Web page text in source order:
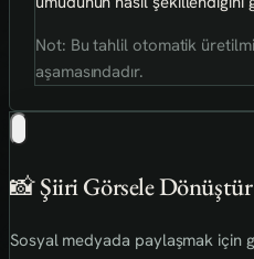
Not: Bu tahlil otomatik
aşamasındadır.
📸 Şiiri Görsele Dönüştür
Sosyal medyada paylaşmak için